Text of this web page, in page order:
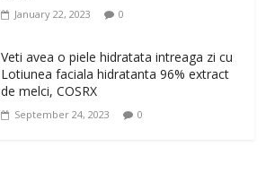
January 22, 2023 0
Veti avea o piele hidratata intreaga zi cu
Lotiunea faciala hidratanta 96% extract
de melci, COSRX
September 24, 2023 0